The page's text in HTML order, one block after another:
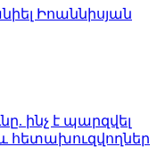
Իոաննիսյան
ինչ է պարզվել
հետախուզվողներ